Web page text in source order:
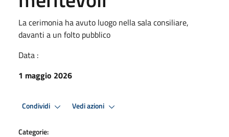
La cerimonia ha avuto luogo nella sala consiliare,
davanti a un folto pubblico
Data :
1 maggio 2026
Condividi Vedi azioni
Categorie: